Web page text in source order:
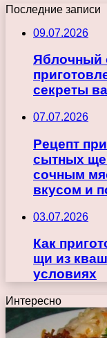
Последние записи
09.07.2026
Яблочный
секреты
07.07.2026
Рецепт
сытных
сочным
вкусом и
03.07.2026
Как
щи из
условиях
Интересно